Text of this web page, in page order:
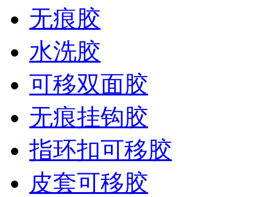
无痕胶
水洗胶
可移双面胶
无痕挂钩胶
指环扣可移胶
皮套可移胶